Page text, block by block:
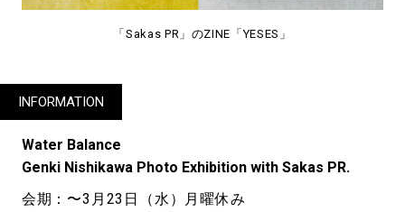
「Sakas PR」のZINE「YESES」
INFORMATION
Water Balance
Genki Nishikawa Photo Exhibition with Sakas PR.
会期：〜3月23日（水）月曜休み